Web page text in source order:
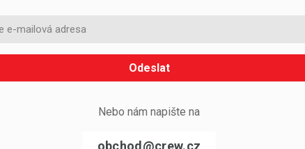
Odeslat
Nebo nám napište na